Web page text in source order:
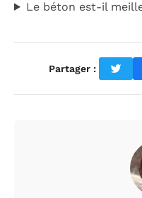
Le béton est-il
Partager :